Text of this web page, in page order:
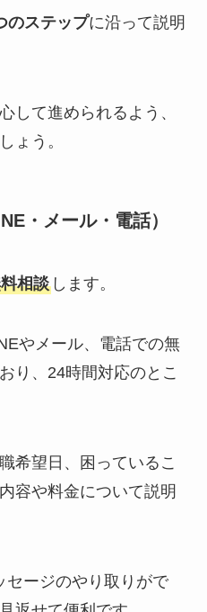
のステップに沿って説明
して進められるよう、
ょう。
・メール・電話）
相談します。
やメール、電話での無
り、24時間対応のとこ
希望日、困っているこ
容や料金について説明
セージのやり取りがで